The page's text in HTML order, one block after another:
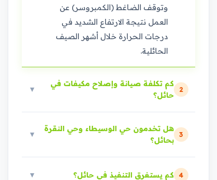
وتوقف الضاغط (الكمبروسر) عن
العمل نتيجة الارتفاع الشديد في
درجات الحرارة خلال أشهر الصيف
الحائلية.
2
كم تكلفة صيانة وإصلاح مكيفات في
حائل؟
▼
3
هل تخدمون حي الوسيطاء وحي النقرة
بحائل؟
▼
4 كم يستغرق التنفيذ في حائل؟ ▼